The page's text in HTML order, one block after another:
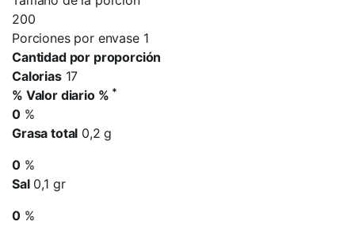
200
Porciones por envase 1
Cantidad por proporción
Calorias17
% Valor diario % *
0%
Grasa total 0,2 g
0%
Sal0,1 gr
0%